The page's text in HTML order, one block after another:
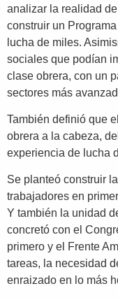
analizar la realidad
construir un
lucha de miles.
sociales que podían
clase obrera, con un
sectores más
También definió que
obrera a la cabeza,
experiencia de lucha
Se planteó construir
trabajadores en
Y también la unidad
concretó con el
primero y el Frente
tareas, la necesidad
enraizado en lo más